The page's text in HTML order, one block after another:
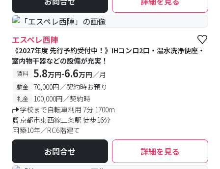
エスペレ西陣
《2027年度 先行予約受付中！》IHコンロ2口・温水洗浄便座・
室内物干器などの設備が充実！
賃料 5.8万円-6.6万円／月
敷金 70,000円／契約時お預り
礼金
100,000円／契約時
学校まで自転車利用 7分 1700m
京都市東西線二条駅 徒歩16分
築10年／RC6階建て
お問合せ 詳細を見る